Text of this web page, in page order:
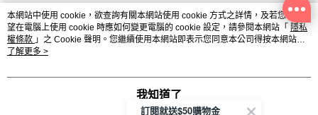
熱門標籤
本網站中使用 cookie，欲查詢有關本網站使用 cookie 方式之詳情，及若您不希
望在電腦上使用 cookie 時應如何變更電腦的 cookie 設定，請參閱本網站「 隱私
權條款 」之 Cookie 聲明。您繼續使用本網站即表示您同意本公司得按本網站使
用條款之 Cookie 聲明使用 cookie。
了解更多 >
我知道了
訂閱就送$50購物金